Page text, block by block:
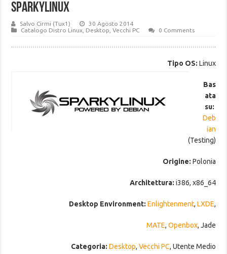
SparkyLinux
Salvo Cirmi (Tux1)
30 Agosto 2014
Catalogo Distro Linux Desktop ,Vecchi PC 0 Comments
Tipo OS: Linux
Bas
ata
su:
Deb
ian
(Testing)
Origine: Polonia
Architettura: i386, x86_64
Desktop Environment: Enlightenment, LXDE,
MATE, Openbox, Jade
Categoria: Desktop, Vecchi PC, Utente Medio